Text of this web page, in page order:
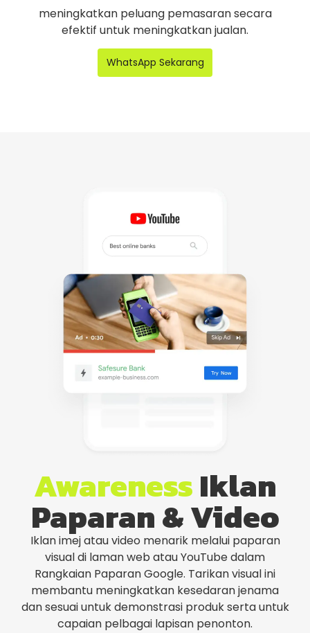
meningkatkan peluang pemasaran secara
efektif untuk meningkatkan jualan.
WhatsApp Sekarang
AwarenessIklan
Paparan & Video
Iklan imej atau video menarik melalui paparan
visual di laman web atau YouTube dalam
Rangkaian Paparan Google. Tarikan visual ini
membantu meningkatkan kesedaran jenama
dan sesuai untuk demonstrasi produk serta untuk
capaian pelbagai lapisan penonton.